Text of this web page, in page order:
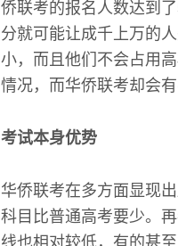
侨联考的报名人数达到
分就可能让成千上万的
小，而且他们不会占用
情况，而华侨联考却会
考试本身优势
华侨联考在多方面显现
科目比普通高考要少。